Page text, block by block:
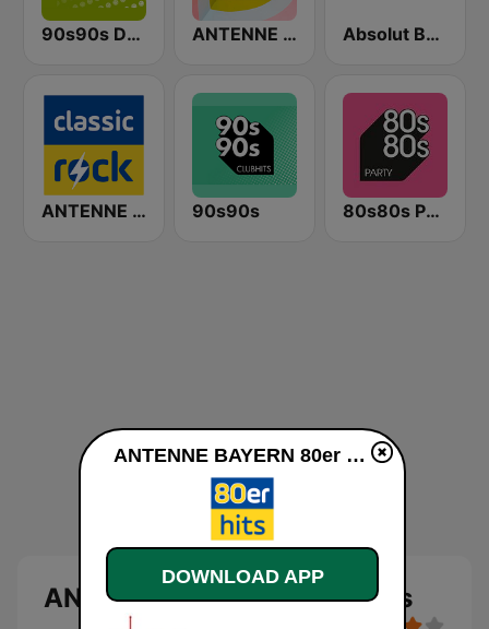
90s90s Dance ANTENNE BAYERN 70er Hits Absolut Bella
ANTENNE BAYERN Classic Rock 90s90s 80s80s Party
ANTENNE BAYERN 80er Hits
ANTENNE BAYERN 80er Hits online
DOWNLOAD APP